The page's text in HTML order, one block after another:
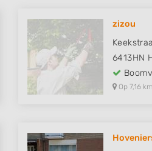
zizou
6413HN
Op 7,16